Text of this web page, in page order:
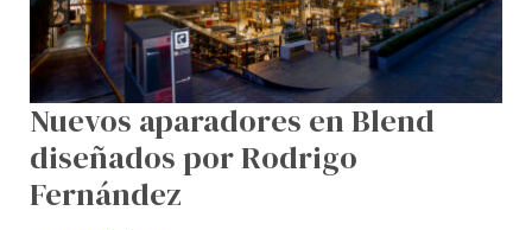
Nuevos aparadores en Blend
diseñados por Rodrigo
Fernández